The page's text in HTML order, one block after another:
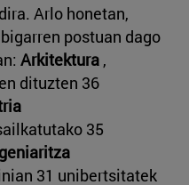
Arlo honetan,
postuan dago
Arkitektura ,
dituzten 36
35
31 unibertsitatek